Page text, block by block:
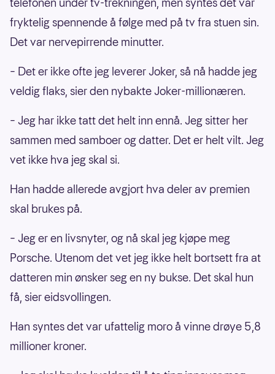
fryktelig spennende å følge med på tv fra stuen sin.
Det var nervepirrende minutter.
– Det er ikke ofte jeg leverer Joker, så nå hadde jeg
veldig flaks, sier den nybakte Joker-millionæren.
– Jeg har ikke tatt det helt inn ennå. Jeg sitter her
sammen med samboer og datter. Det er helt vilt. Jeg
vet ikke hva jeg skal si.
Han hadde allerede avgjort hva deler av premien
skal brukes på.
– Jeg er en livsnyter, og nå skal jeg kjøpe meg
Porsche. Utenom det vet jeg ikke helt bortsett fra at
datteren min ønsker seg en ny bukse. Det skal hun
få, sier eidsvollingen.
Han syntes det var ufattelig moro å vinne drøye 5,8
millioner kroner.